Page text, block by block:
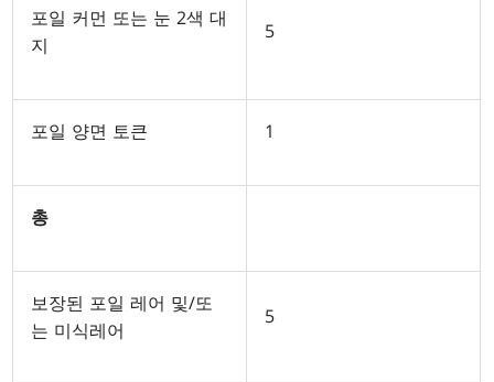
포일 커먼 또는 눈 2색 대
지
5
포일 양면 토큰 1
총
보장된 포일 레어 및/또
는 미식레어
5